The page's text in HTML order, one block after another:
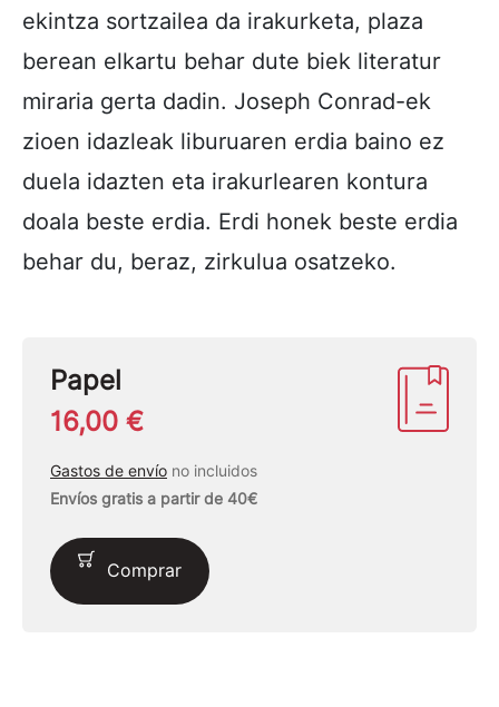
ekintza sortzailea da irakurketa, plaza
berean elkartu behar dute biek literatur
miraria gerta dadin. Joseph Conrad-ek
zioen idazleak liburuaren erdia baino ez
duela idazten eta irakurlearen kontura
doala beste erdia. Erdi honek beste erdia
behar du, beraz, zirkulua osatzeko.
Papel
16,00 €
Gastos de envío no incluidos
Envíos gratis a partir de 40€
Comprar